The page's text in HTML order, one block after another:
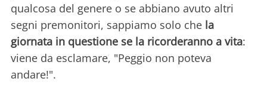
qualcosa del genere o se abbiano avuto altri
segni premonitori, sappiamo solo che la
giornata in questione se la ricorderanno a vita:
viene da esclamare, "Peggio non poteva
andare!".